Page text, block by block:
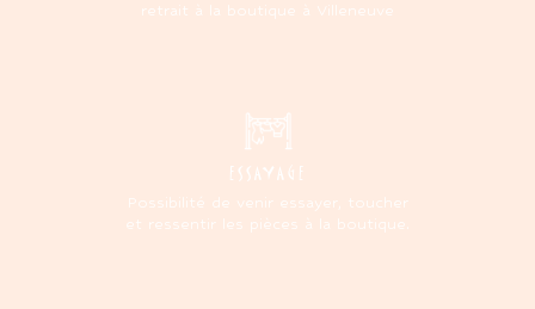
retrait à la boutique à Villeneuve
ESSAYAGE
Possibilité de venir essayer, toucher
et ressentir les pièces à la boutique.